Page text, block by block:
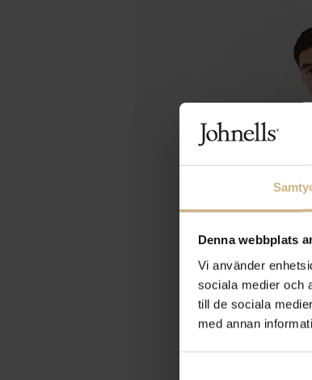
Denna webbplats
Vi använder
sociala medier och
till de sociala
med annan